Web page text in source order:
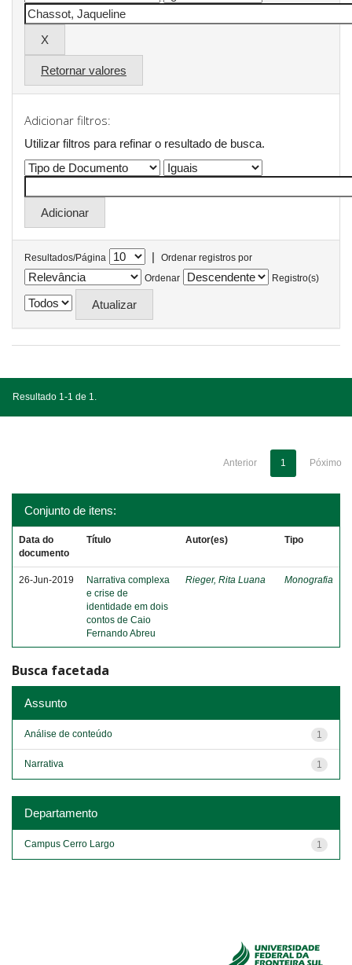
Retornar valores
Adicionar filtros:
Utilizar filtros para refinar o resultado de busca.
Resultados/Página |
Ordenar registros por
Ordenar
Registro(s)
Resultado 1-1 de 1.
Anterior 1 Póximo
Conjunto de itens:
Data do
documento
Título Autor(es) Tipo
26-Jun-2019
Narrativa complexa
e crise de
identidade em dois
contos de Caio
Fernando Abreu
Rieger, Rita Luana Monografia
Busca facetada
Assunto
1
Análise de conteúdo
1
Narrativa
Departamento
1
Campus Cerro Largo